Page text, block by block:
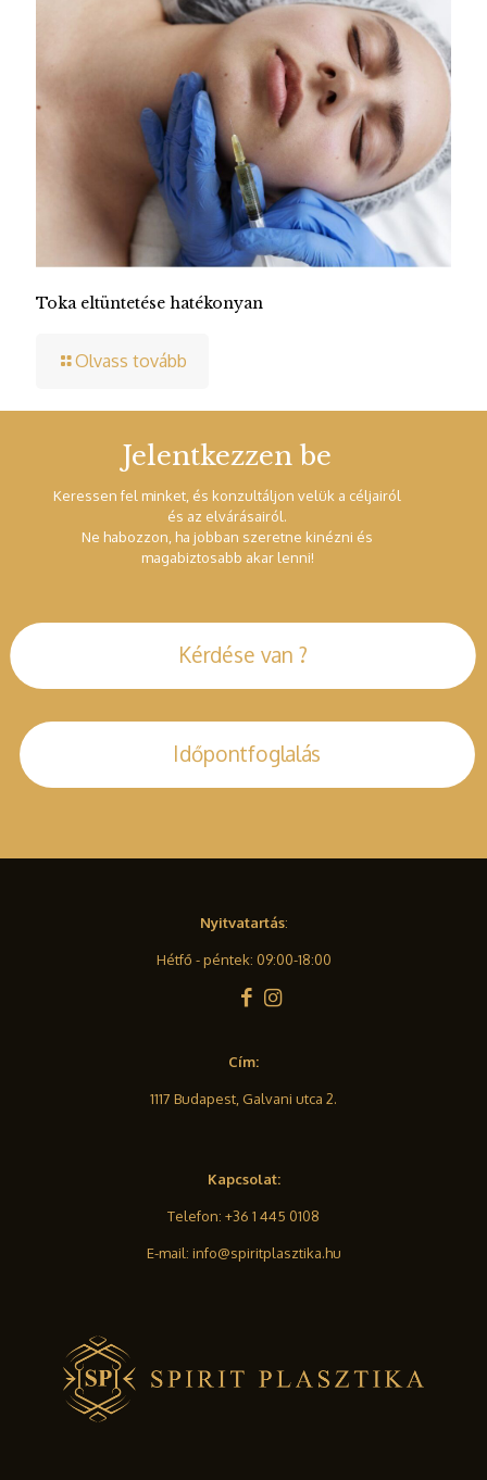
Toka eltüntetése hatékonyan
Olvass tovább
Jelentkezzen be
Keressen fel minket, és konzultáljon velük a céljairól
és az elvárásairól.
Ne habozzon, ha jobban szeretne kinézni és
magabiztosabb akar lenni!
Kérdése van ?
Időpontfoglalás
Nyitvatartás:
Hétfő - péntek: 09:00-18:00
Cím:
1117 Budapest, Galvani utca 2.
Kapcsolat:
Telefon: +36 1 445 0108
E-mail: info@spiritplasztika.hu